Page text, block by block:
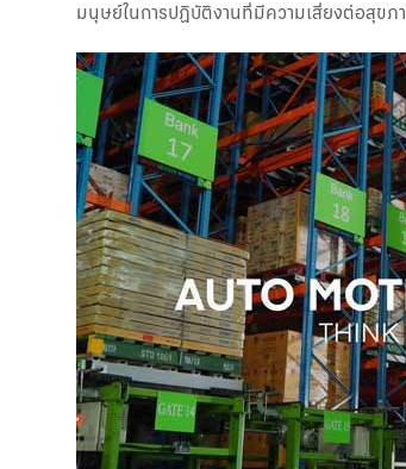
มนุษย์ในการปฏิบัติงานที่มีความเสี่ยงต่อสุขภ